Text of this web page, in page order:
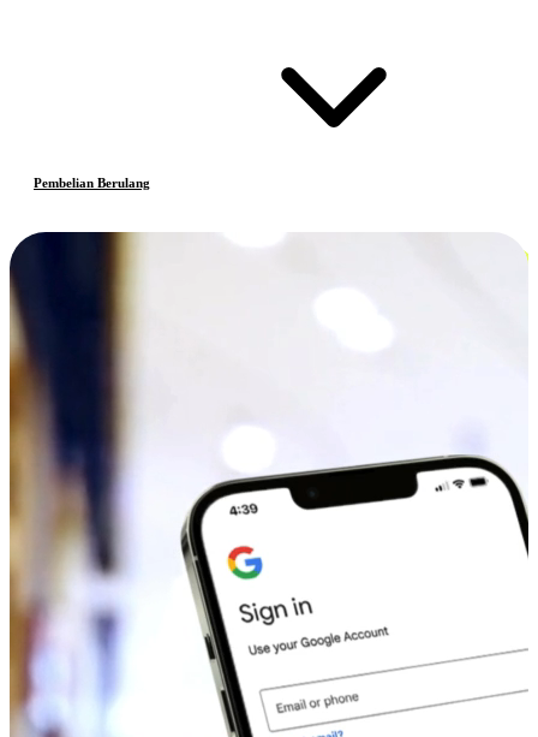
Pembelian Berulang